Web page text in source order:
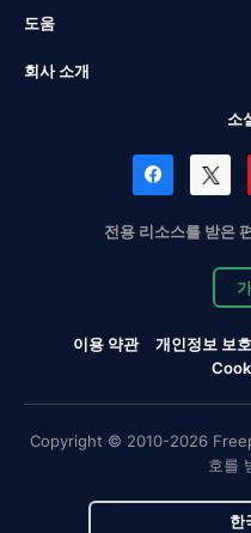
도움
회사 소개
소
전용 리소스를 받은
이용 약관 개인정보 보
Copyright © 2010-2026
호를
한